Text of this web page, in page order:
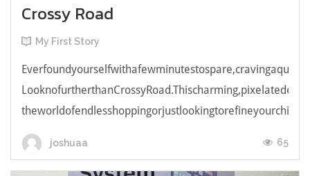
Crossy Road
My First Story
joshuaa 65